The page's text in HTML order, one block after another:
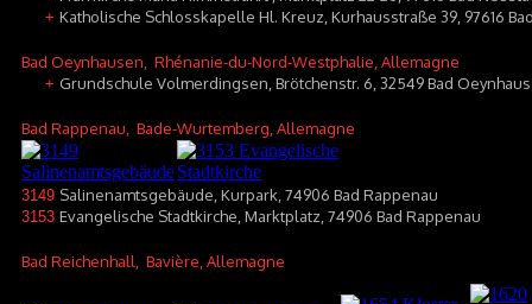
+ Katholische Schlosskapelle Hl. Kreuz, Kurhausstraße 39, 97616
Bad Oeynhausen , Rhénanie-du-Nord-Westphalie, Allemagne
+ Grundschule Volmerdingsen, Brötchenstr. 6, 32549 Bad
Bad Rappenau , Bade-Wurtemberg, Allemagne
3149 Salinenamtsgebäude, Kurpark, 74906 Bad Rappenau
3153 Evangelische Stadtkirche, Marktplatz, 74906 Bad Rappenau
Bad Reichenhall , Bavière, Allemagne